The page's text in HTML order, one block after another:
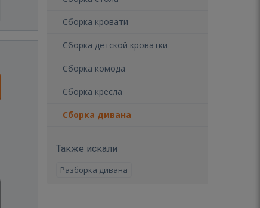
Сборка кровати
Сборка детской кроватки
Сборка комода
Сборка кресла
Сборка дивана
Также искали
Разборка дивана